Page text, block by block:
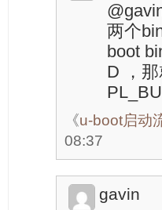
两个
boot
D ，
《u-boot启动
08:37
gavin